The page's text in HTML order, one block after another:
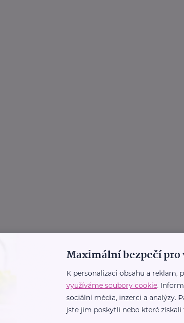
Maximální bezpečí pro
K personalizaci obsahu a reklam,
využíváme soubory cookie.
sociální média, inzerci a analýzy.
jste jim poskytli nebo které